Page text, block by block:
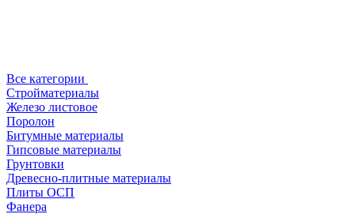
Все категории
Стройматериалы
Железо листовое
Поролон
Битумные материалы
Гипсовые материалы
Грунтовки
Древесно-плитные материалы
Плиты ОСП
Фанера